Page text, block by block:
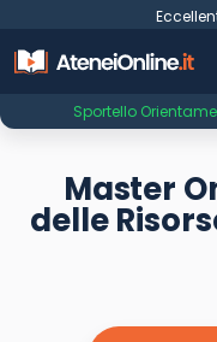
Sportello
Master
delle